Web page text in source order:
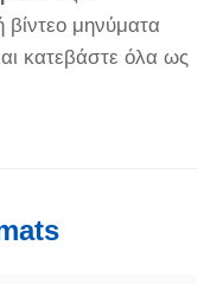
μηνύματα
κατεβάστε όλα ως